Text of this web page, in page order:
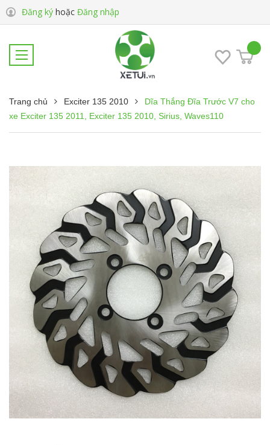
Đăng ký hoặc Đăng nhập
Trang chủ Exciter 135 2010
Dĩa Thắng Đĩa Trước V7 cho
xe Exciter 135 2011, Exciter 135 2010, Sirius, Waves110